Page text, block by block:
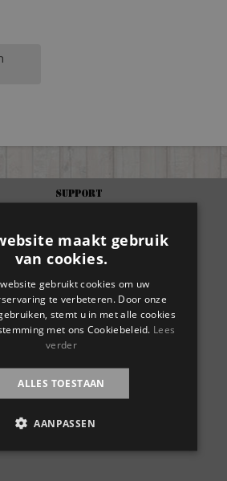
17:00
17:00
17:00
17:00
Support
Betaalwijze
Bezorgen
Disclaimer
Garantie
Meest gestelde vragen
Privacy
Wie zijn wij?
maakt gebruik
van cookies.
gebruikt cookies om uw
te verbeteren. Door onze
stemt u in met alle cookies
met ons Cookiebeleid. Lees
verder
ALLES TOESTAAN
AANPASSEN